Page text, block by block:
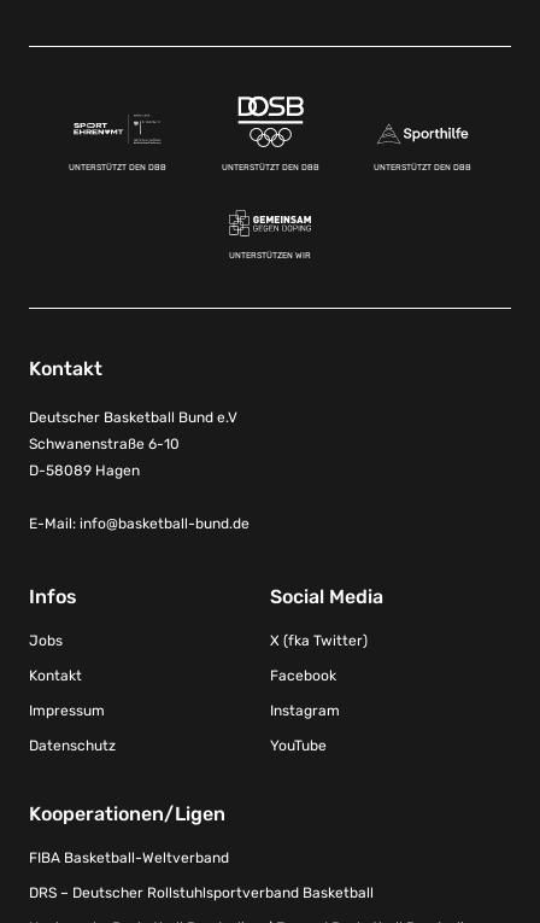
UNTERSTÜTZT DEN DBB UNTERSTÜTZT DEN DBB UNTERSTÜTZT DEN DBB
UNTERSTÜTZEN WIR
Kontakt
Deutscher Basketball Bund e.V
Schwanenstraße 6-10
D-58089 Hagen
E-Mail: info@basketball-bund.de
Infos
Jobs
Kontakt
Impressum
Datenschutz
Social Media
X (fka Twitter)
Facebook
Instagram
YouTube
Kooperationen/Ligen
FIBA Basketball-Weltverband
DRS – Deutscher Rollstuhlsportverband Basketball